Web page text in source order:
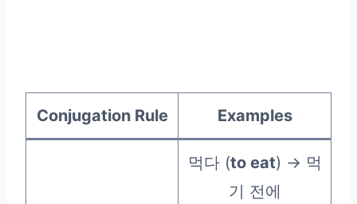
Conjugation Rule Examples
먹다 (to eat) → 먹
기 전에